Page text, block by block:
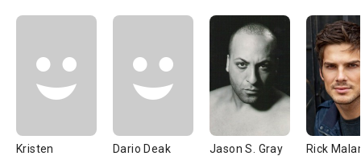
Kristen
Dario Deak Jason S. Gray Rick